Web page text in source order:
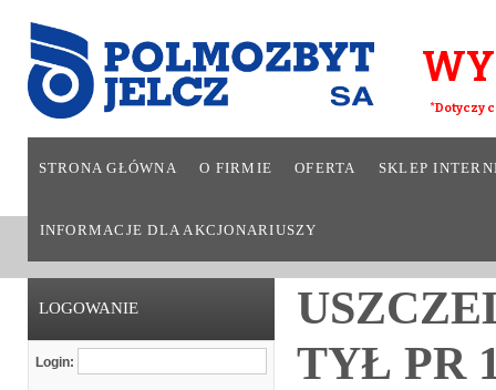
*Dotyczy
STRONA GŁÓWNA O FIRMIE OFERTA SKLEP
INFORMACJE DLA AKCJONARIUSZY
LOGOWANIE
Login:
TYŁ PR